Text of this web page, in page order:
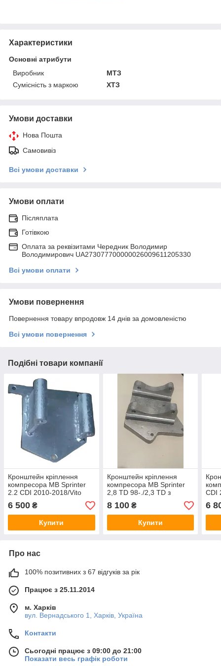
Характеристики
Основні атрибути
Виробник
МТЗ
Сумісність з маркою
ХТЗ
Умови доставки
Нова Пошта
Самовивіз
Всі умови доставки
Умови оплати
Післяплата
Готівкою
Оплата за реквізитами Чередник Володимир
Володимирович UA273077700000026009611205330
Всі умови оплати
Умови повернення
Повернення товару впродовж 14 днів за домовленістю
Всі умови повернення
Подібні товари компанії
Кронштейн кріплення
компресора MB Sprinter
2.2 CDI 2010-2018/Vito
CDI 2010-2014 EURO -5
6 500 ₴
Купити
Кронштейн кріплення
компресора MB Sprinter
2,8 TD 98-./2,3 TD з
96-/Vito-2.3TD
8 100₴
Купити
CDI
6
Про нас
100% позитивних з 67 відгуків за рік
Працює з 25.11.2014
м. Харків
вул. Вернадського 1, Харків, Україна
Контакти
Сьогодні працює з 09:00 до 21:00
Показати весь графік роботи